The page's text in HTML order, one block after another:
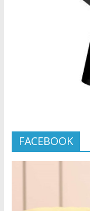
FACEBOOK